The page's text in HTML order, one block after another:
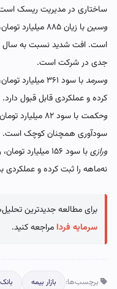
ساختاری در مدیریت ریسک
وسین
با زیان ۸۸۵
است. افت شدید نسبت به سال
جدی در شرکت است.
وسرمد
با سود ۳۶۱
کرده و عملکردی قابل قبول دارد.
وحکمت
با سود ۸۲
سودآوری همچنان کوچک است.
ورازی
با سود ۱۵۶
نه‌ماهه را ثبت کرده و
برای مطالعه جدیدترین
سرمایه فردا مراجعه کنید.
برچسب‌ها: بازار بیمه